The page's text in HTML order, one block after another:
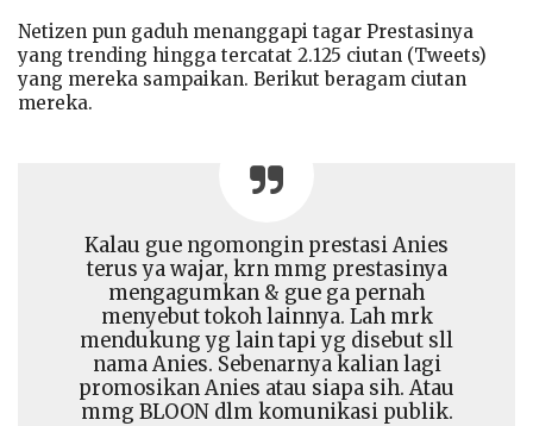
Netizen pun gaduh menanggapi tagar Prestasinya
yang trending hingga tercatat 2.125 ciutan (Tweets)
yang mereka sampaikan. Berikut beragam ciutan
mereka.
Kalau gue ngomongin prestasi Anies
terus ya wajar, krn mmg prestasinya
mengagumkan & gue ga pernah
menyebut tokoh lainnya. Lah mrk
mendukung yg lain tapi yg disebut sll
nama Anies. Sebenarnya kalian lagi
promosikan Anies atau siapa sih. Atau
mmg BLOON dlm komunikasi publik.